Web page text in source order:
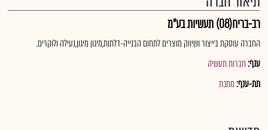
רב-בריח(08) תעשיות בע"מ
החברה עוסקת בייצור ושיווק מוצרים לתחום הבנייה-דלתות,מיגון מיגון,נעילה ולוקרים.
ענף:חברות תעשיה
תת-ענף:מתכת